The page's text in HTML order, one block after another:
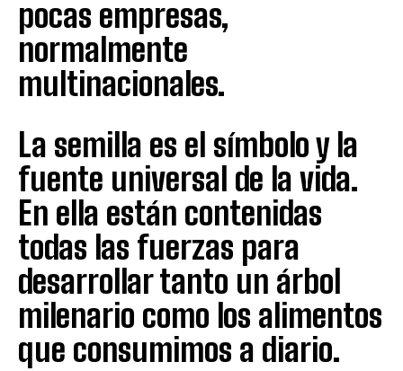
pocas empresas,
normalmente
multinacionales.
La semilla es el símbolo y la
fuente universal de la vida.
En ella están contenidas
todas las fuerzas para
desarrollar tanto un árbol
milenario como los alimentos
que consumimos a diario.